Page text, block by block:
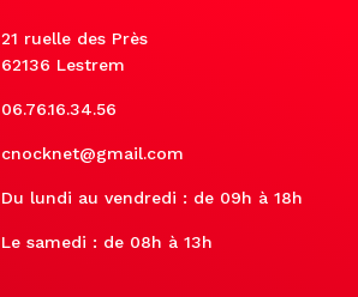
21 ruelle des Près
62136 Lestrem
06.76.16.34.56
cnocknet@gmail.com
Du lundi au vendredi : de 09h à 18h
Le samedi : de 08h à 13h